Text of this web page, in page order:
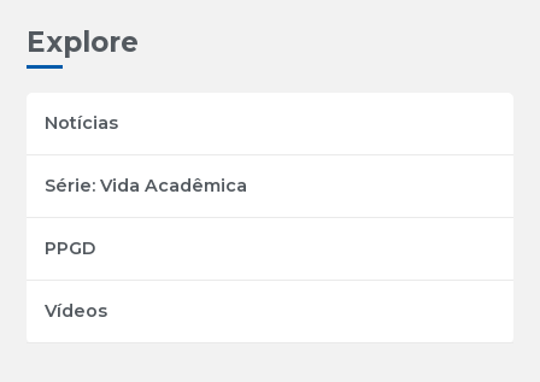
Explore
Notícias
Série: Vida Acadêmica
PPGD
Vídeos